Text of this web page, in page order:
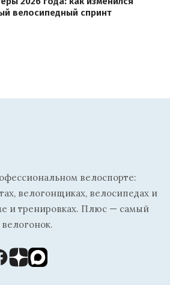
велосипедный спринт
велоспорте:
велогонщиках, велосипедах и
и тренировках. Плюс — самый